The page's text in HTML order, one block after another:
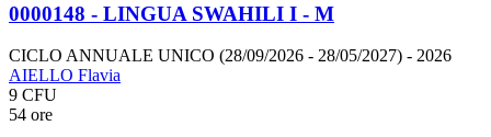
0000148 - LINGUA SWAHILI I - M
CICLO ANNUALE UNICO (28/09/2026 - 28/05/2027) - 2026
AIELLO Flavia
9 CFU
54 ore